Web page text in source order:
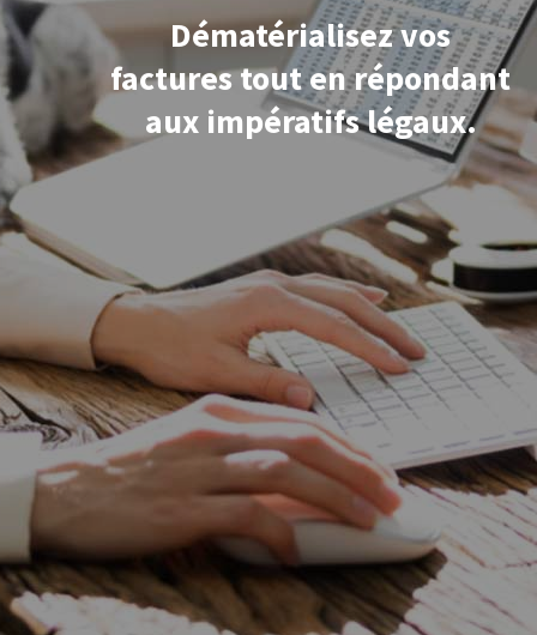
Dématérialisez vos
factures tout en répondant
aux impératifs légaux.